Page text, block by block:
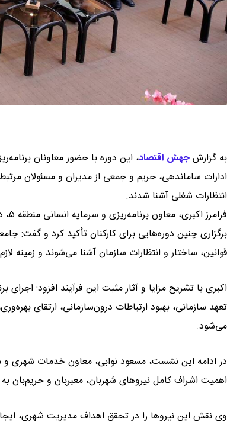
به گزارشجهش اقتصاد، این دوره با حضور معاونان
ادارات ساماندهی، حریم و جمعی از مدیران و مسئولان
انتظارات شغلی آشنا شدند.
برگزاری چنین دوره‌هایی برای کارکنان تأکید کرد و گفت:
قوانین، ساختار و انتظارات سازمان آشنا می‌شوند و
اکبری با تشریح مزایا و آثار مثبت این فرآیند افزود:
تعهد سازمانی، بهبود ارتباطات درون‌سازمانی، ارتقای
می‌شود.
اهمیت اشراف کامل نیروهای شهربان، معبربان و حریم‌بان
وی نقش این نیروها را در تحقق اهداف مدیریت شهری،